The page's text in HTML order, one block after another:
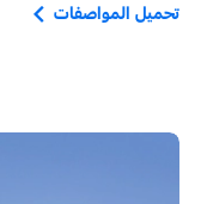
تحميل المواصفات